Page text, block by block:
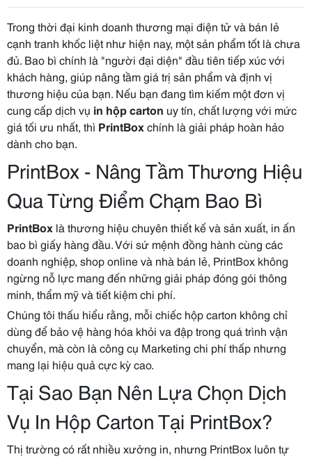
Trong thời đại kinh doanh thương mại điện tử và bán lẻ
cạnh tranh khốc liệt như hiện nay, một sản phẩm tốt là chưa
đủ. Bao bì chính là "người đại diện" đầu tiên tiếp xúc với
khách hàng, giúp nâng tầm giá trị sản phẩm và định vị
thương hiệu của bạn. Nếu bạn đang tìm kiếm một đơn vị
cung cấp dịch vụ in hộp carton uy tín, chất lượng với mức
giá tối ưu nhất, thì PrintBoxchính là giải pháp hoàn hảo
dành cho bạn.
PrintBox - Nâng Tầm Thương Hiệu
Qua Từng Điểm Chạm Bao Bì
PrintBox là thương hiệu chuyên thiết kế và sản xuất, in ấn
bao bì giấy hàng đầu. Với sứ mệnh đồng hành cùng các
doanh nghiệp, shop online và nhà bán lẻ, PrintBox không
ngừng nỗ lực mang đến những giải pháp đóng gói thông
minh, thẩm mỹ và tiết kiệm chi phí.
Chúng tôi thấu hiểu rằng, mỗi chiếc hộp carton không chỉ
dùng để bảo vệ hàng hóa khỏi va đập trong quá trình vận
chuyển, mà còn là công cụ Marketing chi phí thấp nhưng
mang lại hiệu quả cực kỳ cao.
Tại Sao Bạn Nên Lựa Chọn Dịch
Vụ In Hộp Carton Tại PrintBox?
Thị trường có rất nhiều xưởng in, nhưng PrintBox luôn tự